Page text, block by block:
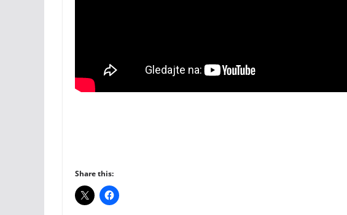
Share this: